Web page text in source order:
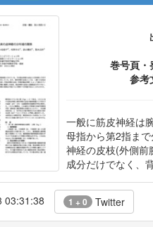
巻号頁・
参考
一般に筋皮神経は
母指から第2指ま
神経の皮枝(外側前
成分だけでなく、
03:31:38 1 + 0 Twitter